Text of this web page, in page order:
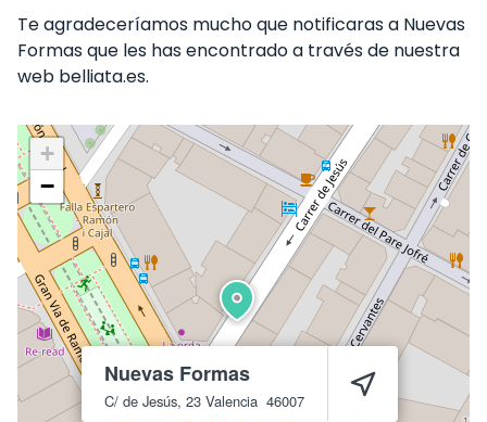
Te agradeceríamos mucho que notificaras a Nuevas
Formas que les has encontrado a través de nuestra
web belliata.es.
Nuevas Formas
C/ de Jesús, 23 Valencia 46007
+
−